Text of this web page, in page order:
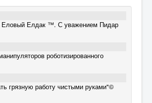
Еловый Елдак ™. С уважением Пидар
роботизированного
грязную работу чистыми руками"©